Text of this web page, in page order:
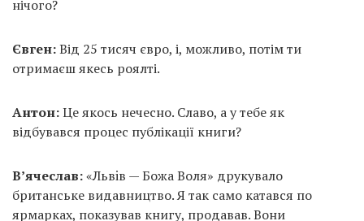
нічого?
Євген:Від 25 тисяч євро, і, можливо, потім ти
отримаєш якесь роялті.
Антон:Це якось нечесно. Славо, а у тебе як
відбувався процес публікації книги?
В’ячеслав:«Львiв — Божа Воля» друкувало
британське видавництво. Я так само катався по
ярмарках, показував книгу, продавав. Вони